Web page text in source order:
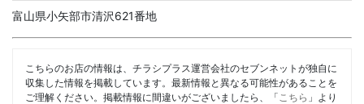
富山県小矢部市清沢621番地
こちらのお店の情報は、チラシプラス運営会社のセブンネットが独自に
収集した情報を掲載しています。最新情報と異なる可能性があることを
ご理解ください。掲載情報に間違いがございましたら、「 こちら 」より